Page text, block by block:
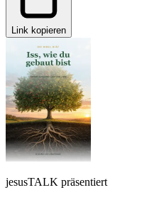
Link kopieren
jesusTALK präsentiert